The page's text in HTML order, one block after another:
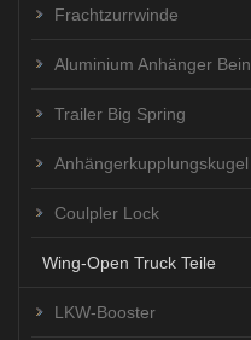
Frachtzurrwinde
Aluminium Anhänger Bein
Trailer Big Spring
Anhängerkupplungskugel
Coulpler Lock
Wing-Open Truck Teile
LKW-Booster